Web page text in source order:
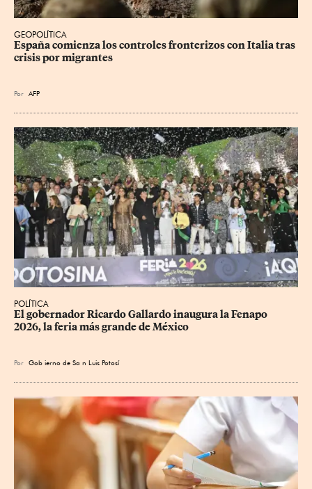
GEOPOLÍTICA
España comienza los controles fronterizos con Italia tras
crisis por migrantes
Por AFP
POLÍTICA
​El gobernador Ricardo Gallardo inaugura la Fenapo
2026, la feria más grande de México
Por Gob ierno de Sa n Luis Potosí